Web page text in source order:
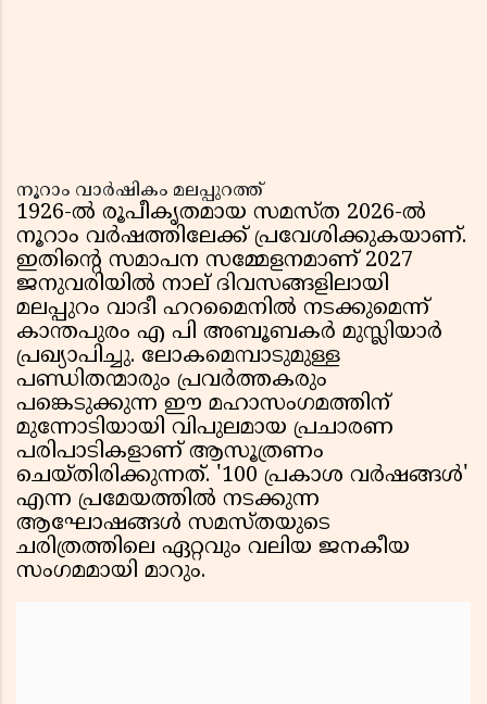
നൂറാം വാർഷികം മലപ്പുറത്ത്
1926-ൽ രൂപീകൃതമായ സമസ്ത 2026-ൽ
നൂറാം വർഷത്തിലേക്ക് പ്രവേശിക്കുകയാണ്.
ഇതിന്റെ സമാപന സമ്മേളനമാണ് 2027
ജനുവരിയിൽ നാല് ദിവസങ്ങളിലായി
മലപ്പുറം വാദീ ഹറമൈനിൽ നടക്കുമെന്ന്
കാന്തപുരം എ പി അബൂബകർ മുസ്ലിയാർ
പ്രഖ്യാപിച്ചു. ലോകമെമ്പാടുമുള്ള
പണ്ഡിതന്മാരും പ്രവർത്തകരും
പങ്കെടുക്കുന്ന ഈ മഹാസംഗമത്തിന്
മുന്നോടിയായി വിപുലമായ പ്രചാരണ
പരിപാടികളാണ് ആസൂത്രണം
ചെയ്തിരിക്കുന്നത്. '100 പ്രകാശ വർഷങ്ങൾ'
എന്ന പ്രമേയത്തിൽ നടക്കുന്ന
ആഘോഷങ്ങൾ സമസ്തയുടെ
ചരിത്രത്തിലെ ഏറ്റവും വലിയ ജനകീയ
സംഗമമായി മാറും.